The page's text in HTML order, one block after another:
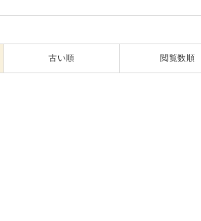
古い順 閲覧数順